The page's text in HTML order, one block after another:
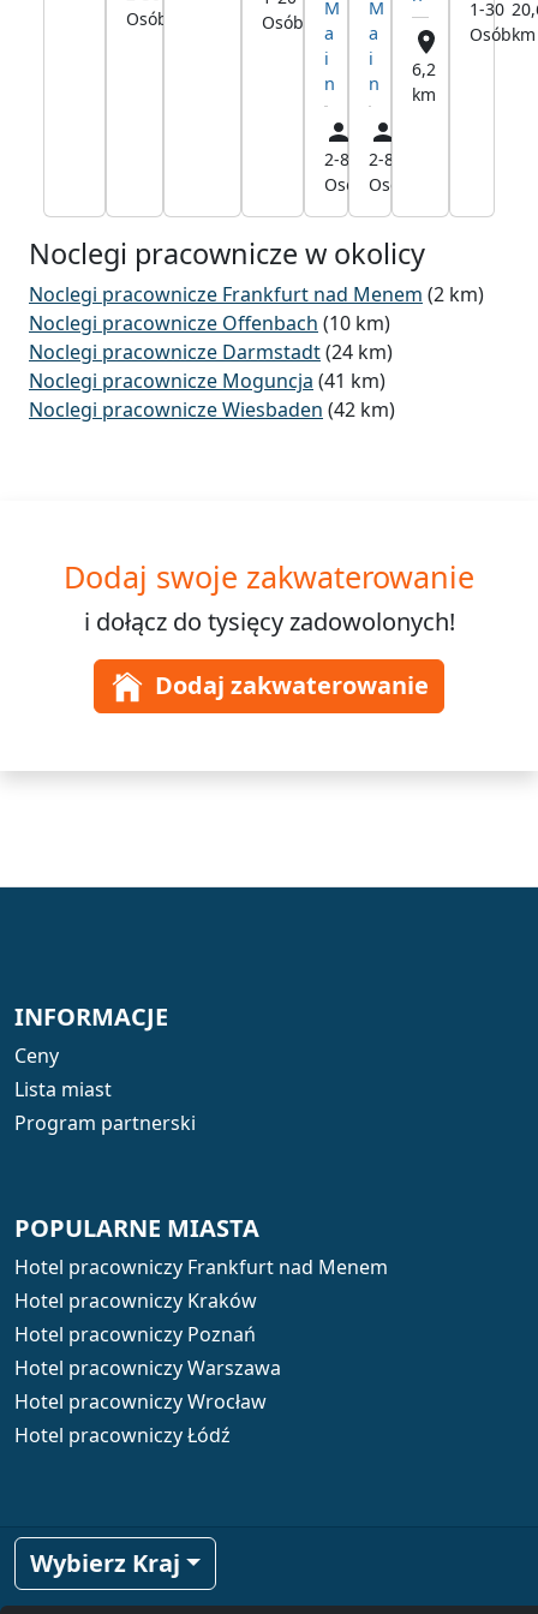
Osób
Osób km
M
a
i
n
2-8
Osób
1,5
km
M
a
i
n
2-8
Osób
6,2
km
1-30
Osóbkm
Noclegi pracownicze w okolicy
Noclegi pracownicze Frankfurt nad Menem (2 km)
Noclegi pracownicze Offenbach (10 km)
Noclegi pracownicze Darmstadt(24 km)
Noclegi pracownicze Moguncja (41 km)
Noclegi pracownicze Wiesbaden (42 km)
Dodaj swoje zakwaterowanie
i dołącz do tysięcyzadowolonych!
Dodaj zakwaterowanie
INFORMACJE
Ceny
Lista miast
Program partnerski
POPULARNE MIASTA
Hotel pracowniczy Frankfurt nad Menem
Hotel pracowniczy Kraków
Hotel pracowniczy Poznań
Hotel pracowniczy Warszawa
Hotel pracowniczy Wrocław
Hotel pracowniczy Łódź
Wybierz Kraj